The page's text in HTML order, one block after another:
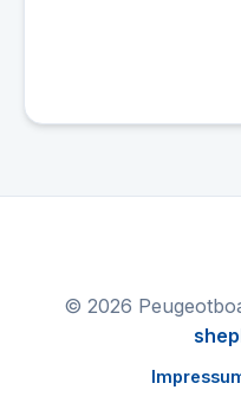
© 2026